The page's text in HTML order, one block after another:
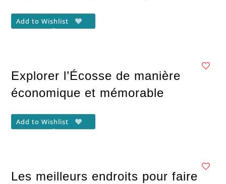
Add to Wishlist
Explorer l’Écosse de manière
économique et mémorable
Add to Wishlist
Les meilleurs endroits pour faire